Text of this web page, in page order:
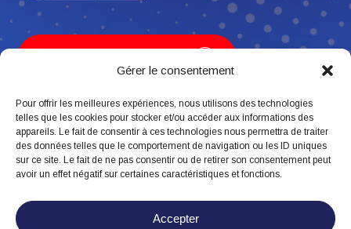
Gérer le consentement
Pour offrir les meilleures expériences, nous utilisons des technologies
telles que les cookies pour stocker et/ou accéder aux informations des
appareils. Le fait de consentir à ces technologies nous permettra de traiter
des données telles que le comportement de navigation ou les ID uniques
sur ce site. Le fait de ne pas consentir ou de retirer son consentement peut
avoir un effet négatif sur certaines caractéristiques et fonctions.
Accepter
Suivez-nous